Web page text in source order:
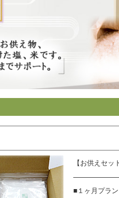
【お供えセ
■１ヶ月プ